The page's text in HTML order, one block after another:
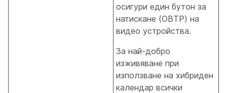
осигури един бутон за
натискане (OBTP) на
видео устройства.
За най-добро
изживяване при
използване на хибриден
календар всички